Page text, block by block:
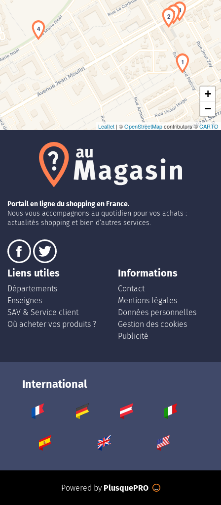
Chargement de la carte en cours...
1
2
3
4
5
+
−
Leaflet | ©OpenStreetMapcontributors ©CARTO
Portail en ligne du shopping en France.
Nous vous accompagnons au quotidien pour vos achats :
actualités shopping et bien d’autres services.
Liens utiles
Départements
Enseignes
SAV & Service client
Où acheter vos produits ?
Informations
Contact
Mentions légales
Données personnelles
Gestion des cookies
Publicité
International
Powered by PlusquePRO